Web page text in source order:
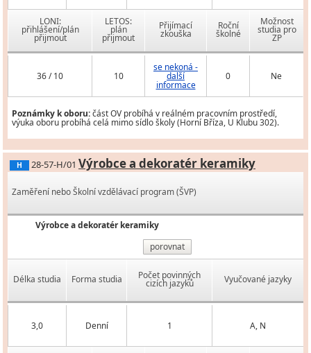
LONI:
přihlášení/plán
přijmout
LETOS:
plán
přijmout
Přijímací
zkouška
Roční
školné
Možnost
studia pro
ZP
36 / 10 10
se nekoná -
další
informace
0 Ne
Poznámky k oboru:část OV probíhá v reálném pracovním prostředí,
výuka oboru probíhá celá mimo sídlo školy (Horní Bříza, U Klubu 302).
H 28-57-H/01 Výrobce a dekoratér keramiky
Zaměření nebo Školní vzdělávací program (ŠVP)
Výrobce a dekoratér keramiky
porovnat
Délka studia Forma studia Počet povinných
cizích jazyků Vyučované jazyky
3,0 Denní 1 A, N